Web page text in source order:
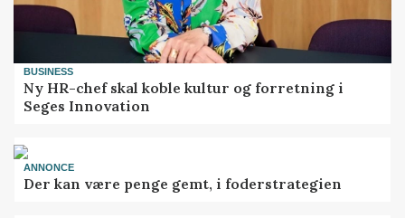
BUSINESS
Ny HR-chef skal koble kultur og forretning i
Seges Innovation
ANNONCE
Der kan være penge gemt, i foderstrategien